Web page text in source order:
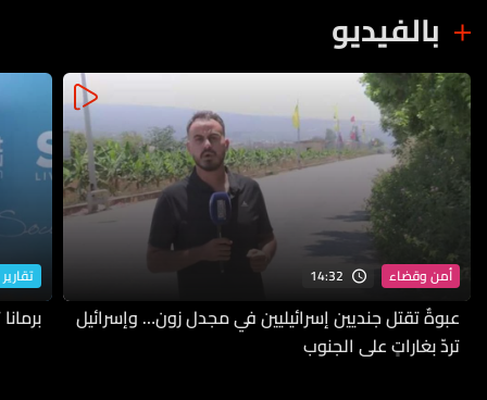
بالفيديو
أمن وقضاء 14:32
عبوةٌ تقتل جنديين إسرائيليين في مجدل زون… وإسرائيل
تردّ بغاراتٍ على الجنوب